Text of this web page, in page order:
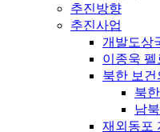
추진방향
추진사업
개발도상
이종욱
북한 보건
북
남
재외동포